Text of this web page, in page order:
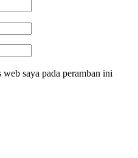
saya pada peramban ini